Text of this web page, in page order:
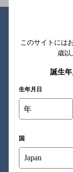
金麦のこと
金麦の
このサイトには
歳以
誕生年
生年月日
年
国